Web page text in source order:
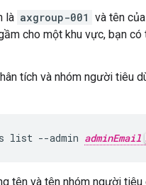
là axgroup-001 và tên
cho một khu vực, bạn
tích và nhóm người tiêu
list --admin adminEmail
tên và tên nhóm người